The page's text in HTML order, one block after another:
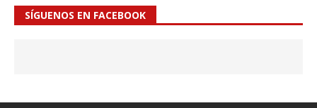
SÍGUENOS EN FACEBOOK